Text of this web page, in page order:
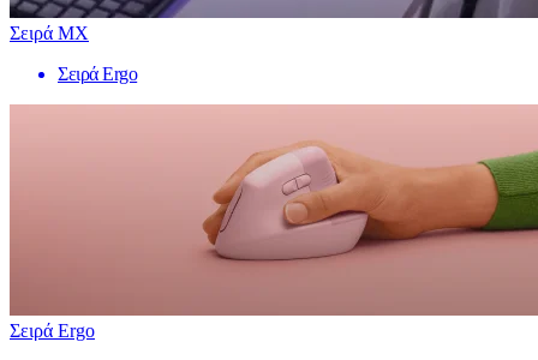
Σειρά MX
Σειρά Ergo
Σειρά Ergo